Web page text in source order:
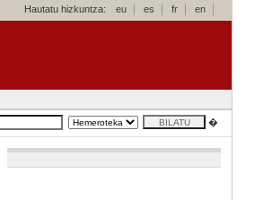
Hautatu hizkuntza: eu es fr en
�